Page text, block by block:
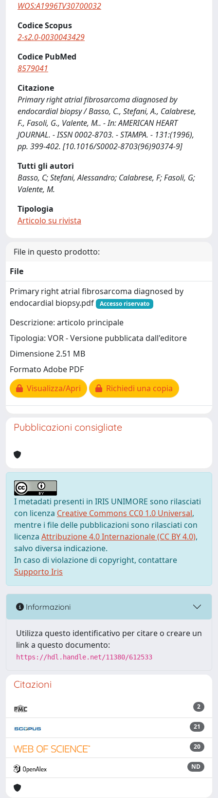
WOS:A1996TV30700032
Codice Scopus
2-s2.0-0030043429
Codice PubMed
8579041
Citazione
Primary right atrial fibrosarcoma diagnosed by
endocardial biopsy / Basso, C., Stefani, A., Calabrese,
F., Fasoli, G., Valente, M.. - In: AMERICAN HEART
JOURNAL. - ISSN 0002-8703. - STAMPA. - 131:(1996),
pp. 399-402. [10.1016/S0002-8703(96)90374-9]
Tutti gli autori
Basso, C; Stefani, Alessandro; Calabrese, F; Fasoli, G;
Valente, M.
Tipologia
Articolo su rivista
File in questo prodotto:
File
Primary right atrial fibrosarcoma diagnosed by
endocardial biopsy.pdf
Accesso riservato
Descrizione: articolo principale
Tipologia: VOR - Versione pubblicata dall'editore
Dimensione 2.51 MB
Formato Adobe PDF
Visualizza/Apri
Richiedi una copia
Pubblicazioni consigliate
I metadati presenti in IRIS UNIMORE sono rilasciati
con licenza Creative Commons CC0 1.0 Universal,
mentre i file delle pubblicazioni sono rilasciati con
licenza Attribuzione 4.0 Internazionale (CC BY 4.0),
salvo diversa indicazione.
In caso di violazione di copyright, contattare
Supporto Iris
Informazioni
Utilizza questo identificativo per citare o creare un
link a questo documento:
https://hdl.handle.net/11380/612533
Citazioni
2
21
20
ND